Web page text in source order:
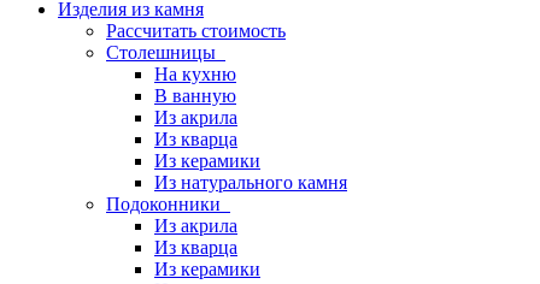
Изделия из камня
Рассчитать стоимость
Столешницы
На кухню
В ванную
Из акрила
Из кварца
Из керамики
Из натурального камня
Подоконники
Из акрила
Из кварца
Из керамики